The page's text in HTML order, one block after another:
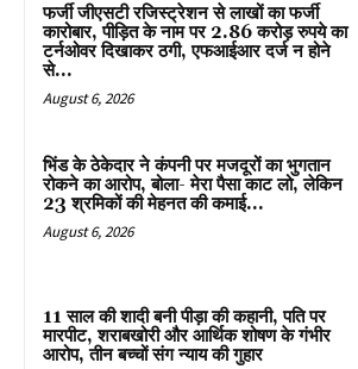
फर्जी जीएसटी रजिस्ट्रेशन से लाखों का फर्जी
कारोबार, पीड़ित के नाम पर 2.86 करोड़ रुपये का
टर्नओवर दिखाकर ठगी, एफआईआर दर्ज न होने
से...
August 6, 2026
भिंड के ठेकेदार ने कंपनी पर मजदूरों का भुगतान
रोकने का आरोप, बोला- मेरा पैसा काट लो, लेकिन
23 श्रमिकों की मेहनत की कमाई...
August 6, 2026
11 साल की शादी बनी पीड़ा की कहानी, पति पर
मारपीट, शराबखोरी और आर्थिक शोषण के गंभीर
आरोप, तीन बच्चों संग न्याय की गुहार